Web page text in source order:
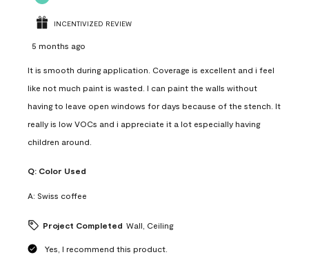
INCENTIVIZED REVIEW
5 months ago
It is smooth during application. Coverage is excellent and i feel
like not much paint is wasted. I can paint the walls without
having to leave open windows for days because of the stench. It
really is low VOCs and i appreciate it a lot especially having
children around.
Q: Color Used
A: Swiss coffee
Project Completed Wall, Ceiling
Yes, I recommend this product.